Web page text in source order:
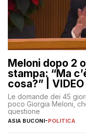
Meloni dopo 2
stampa: “Ma
cosa?” | VIDEO
Le domande dei 45
poco Giorgia Meloni,
questione
ASIA BUCONI-POLITICA